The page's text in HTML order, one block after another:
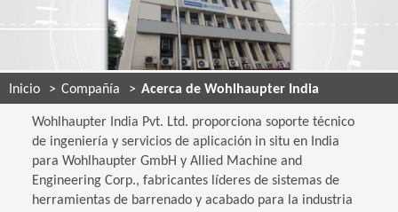
Inicio Compañía Acerca de Wohlhaupter India
Wohlhaupter India Pvt. Ltd. proporciona soporte técnico
de ingeniería y servicios de aplicación in situ en India
para Wohlhaupter GmbH y Allied Machine and
Engineering Corp., fabricantes líderes de sistemas de
herramientas de barrenado y acabado para la industria